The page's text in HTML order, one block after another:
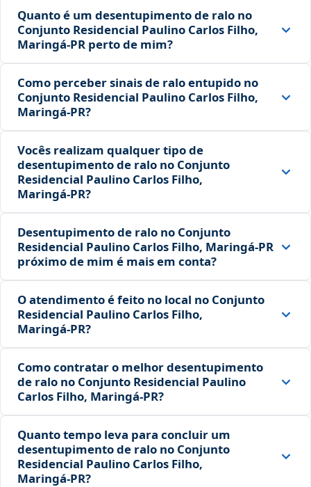
Quanto é um desentupimento de ralo no
Conjunto Residencial Paulino Carlos Filho,
Maringá‑PR perto de mim?
Como perceber sinais de ralo entupido no
Conjunto Residencial Paulino Carlos Filho,
Maringá‑PR?
Vocês realizam qualquer tipo de
desentupimento de ralo no Conjunto
Residencial Paulino Carlos Filho,
Maringá‑PR?
Desentupimento de ralo no Conjunto
Residencial Paulino Carlos Filho, Maringá‑PR
próximo de mim é mais em conta?
O atendimento é feito no local no Conjunto
Residencial Paulino Carlos Filho,
Maringá‑PR?
Como contratar o melhor desentupimento
de ralo no Conjunto Residencial Paulino
Carlos Filho, Maringá‑PR?
Quanto tempo leva para concluir um
desentupimento de ralo no Conjunto
Residencial Paulino Carlos Filho,
Maringá‑PR?